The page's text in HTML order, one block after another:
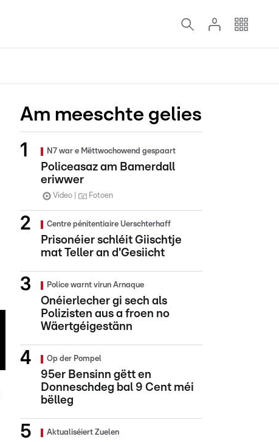
Am meeschte gelies
N7 war e Mëttwochowend gespaart
Policeasaz am Bamerdall
eriwwer
Video Fotoen
Centre pénitentiaire Uerschterhaff
Prisonéier schléit Giischtje
mat Teller an d'Gesiicht
Police warnt virun Arnaque
Onéierlecher gi sech als
Polizisten aus a froen no
Wäertgéigestänn
Op der Pompel
95er Bensinn gëtt en
Donneschdeg bal 9 Cent méi
bëlleg
Aktualiséiert Zuelen